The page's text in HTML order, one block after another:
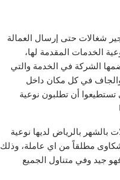
شغالات حتى إرسال العمالة
الخدمات المقدمة لها،
الشركة في الخدمة والتي
في كل مكان داخل
أن تطلبون نوعية
بالشهر بالرياض لديها نوعية
مطلقاً من اي عاملة، وذلك
جيد وفي متناول الجميع